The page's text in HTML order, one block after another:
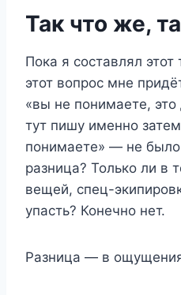
Так что же,
Пока я составлял этот
этот вопрос мне
«вы не понимаете,
тут пишу именно
понимаете» — не
разница? Только ли в
вещей, спец-
упасть? Конечно нет.
Разница — в